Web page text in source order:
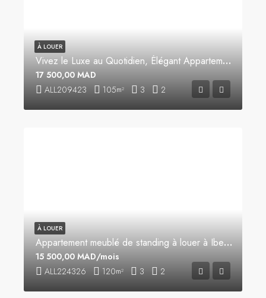
Vivez le Luxe au Quotidien, Élégant Appartement Meublé à Louer
ALL209423 105m² 3 2
17 500,00 MAD
À LOUER
Appartement meublé de standing à louer à Iberia
ALL224326 120m² 3 2
15 500,00 MAD/mois
À LOUER